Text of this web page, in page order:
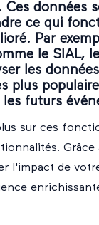
données
ce qui
Par
le SIAL,
les
plus
futurs
sur ces
. Grâce
l'impact de